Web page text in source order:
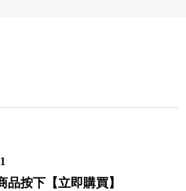
品按下【立即購買】